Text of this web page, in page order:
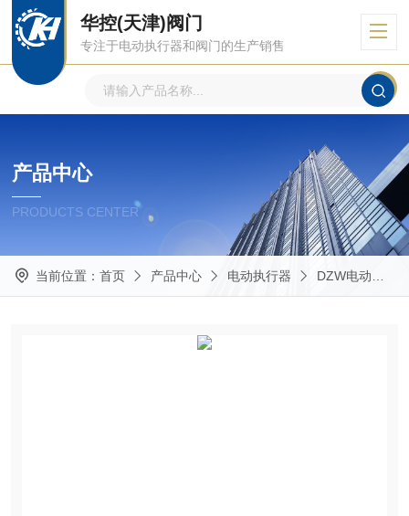
华控(天津)阀门
专注于电动执行器和阀门的生产销售
产品中心
PRODUCTS CENTER
当前位置： 首页 产品中心 电动执行器 DZW电动执行器